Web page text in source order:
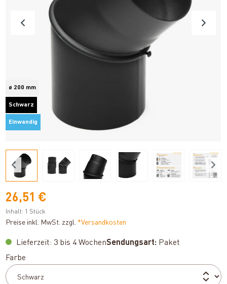
ø 200 mm
Schwarz
Einwandig
26,51 €
Inhalt: 1 Stück
Preise inkl. MwSt. zzgl. *Versandkosten
Lieferzeit: 3 bis 4 WochenSendungsart: Paket
Farbe